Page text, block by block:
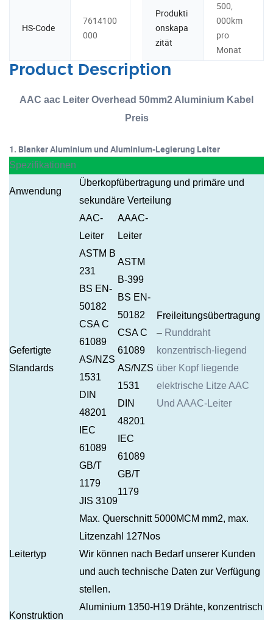
HS-Code
7614100
000
Produkti
onskapa
zität
500,
000km
pro
Monat
Product Description
AAC aac Leiter Overhead 50mm2 Aluminium Kabel
Preis
1. Blanker Aluminium und Aluminium-Legierung Leiter
Spezifikationen
Anwendung
Überkopfübertragung und primäre und
sekundäre Verteilung
Gefertigte
Standards
AAC-
Leiter
AAAC-
Leiter
Freileitungsübertragung
– Runddraht
konzentrisch-liegend
über Kopf liegende
elektrische Litze AAC
Und AAAC-Leiter
ASTM B
231
BS EN-
50182
CSA C
61089
AS/NZS
1531
DIN
48201
IEC
61089
GB/T
1179
JIS 3109
ASTM
B-399
BS EN-
50182
CSA C
61089
AS/NZS
1531
DIN
48201
IEC
61089
GB/T
1179
Leitertyp
Max. Querschnitt 5000MCM mm2, max.
Litzenzahl 127Nos
Wir können nach Bedarf unserer Kunden
und auch technische Daten zur Verfügung
stellen.
Konstruktion
Aluminium 1350-H19 Drähte, konzentrisch